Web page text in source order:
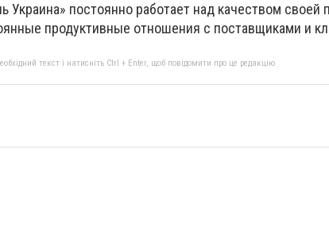
Украина» постоянно работает над качеством своей
продуктивные отношения с поставщиками и
текст і натисніть Ctrl + Enter, щоб повідомити про це редакцію